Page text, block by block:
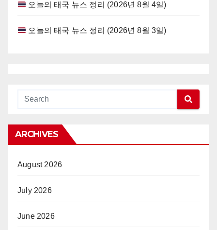
오늘의 태국 뉴스 정리 (2026년 8월 4일)
오늘의 태국 뉴스 정리 (2026년 8월 3일)
ARCHIVES
August 2026
July 2026
June 2026